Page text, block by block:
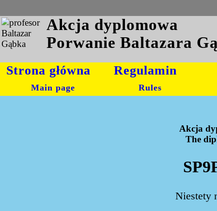
Akcja dyplomowa
Porwanie Baltazara
Strona główna
Main page
Regulamin
Rules
Akcja
The
Niestety